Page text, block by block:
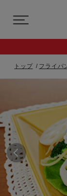
トップ フライパ